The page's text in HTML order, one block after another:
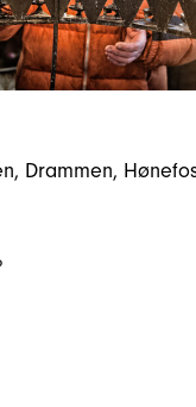
, Drammen,